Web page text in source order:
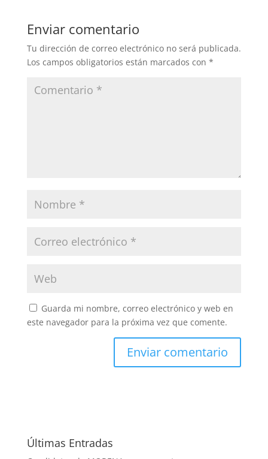
Enviar comentario
Tu dirección de correo electrónico no será publicada.
Los campos obligatorios están marcados con *
Guarda mi nombre, correo electrónico y web en
este navegador para la próxima vez que comente.
Últimas Entradas